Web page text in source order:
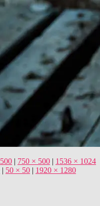
| 750 × 500 | 1536 × 1024
| 50 × 50 | 1920 × 1280